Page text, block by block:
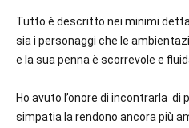
Tutto è descritto nei minimi
sia i personaggi che le
e la sua penna è scorrevole e
Ho avuto l’onore di incontrarla di
simpatia la rendono ancora più